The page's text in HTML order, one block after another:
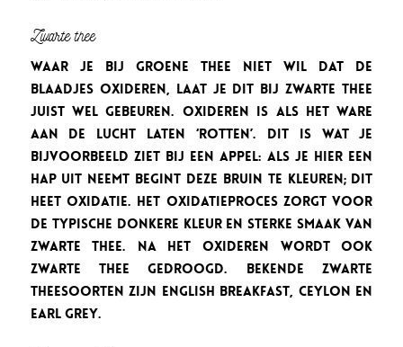
Zwarte thee
Waar je bij groene thee niet wil dat de
blaadjes oxideren, laat je dit bij zwarte thee
juist wel gebeuren. Oxideren is als het ware
aan de lucht laten ‘rotten’. Dit is wat je
bijvoorbeeld ziet bij een appel: als je hier een
hap uit neemt begint deze bruin te kleuren; dit
heet oxidatie. Het oxidatieproces zorgt voor
de typische donkere kleur en sterke smaak van
zwarte thee. Na het oxideren wordt ook
zwarte thee gedroogd. Bekende zwarte
theesoorten zijn English Breakfast, Ceylon en
Earl Grey.